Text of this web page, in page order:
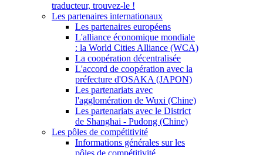
traducteur, trouvez-le !
Les partenaires internationaux
Les partenaires européens
L'alliance économique mondiale
: la World Cities Alliance (WCA)
La coopération décentralisée
L'accord de coopération avec la
préfecture d'OSAKA (JAPON)
Les partenariats avec
l'agglomération de Wuxi (Chine)
Les partenariats avec le District
de Shanghai - Pudong (Chine)
Les pôles de compétitivité
Informations générales sur les
pôles de compétitivité